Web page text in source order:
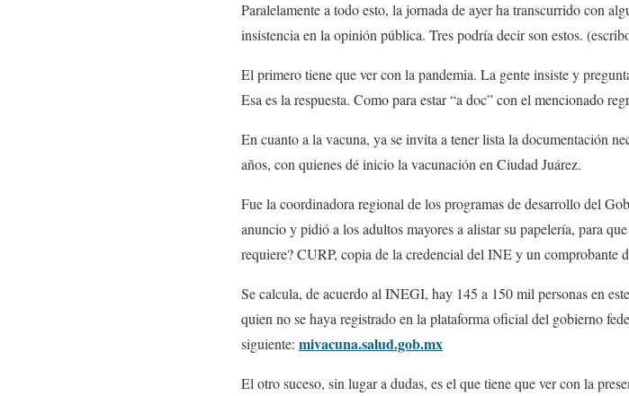
Paralelamente a todo esto, la jornada de ayer ha transcurrido con
insistencia en la opinión pública. Tres podría decir son estos.
El primero tiene que ver con la pandemia. La gente insiste y
Esa es la respuesta. Como para estar “a doc” con el mencionado
En cuanto a la vacuna, ya se invita a tener lista la documentación
años, con quienes dé inicio la vacunación en Ciudad Juárez.
Fue la coordinadora regional de los programas de desarrollo del
anuncio y pidió a los adultos mayores a alistar su papelería, para
requiere? CURP, copia de la credencial del INE y un comprobante
Se calcula, de acuerdo al INEGI, hay 145 a 150 mil personas en
quien no se haya registrado en la plataforma oficial del gobierno
siguiente: mivacuna.salud.gob.mx
El otro suceso, sin lugar a dudas, es el que tiene que ver con la